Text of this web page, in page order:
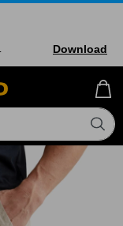
Download